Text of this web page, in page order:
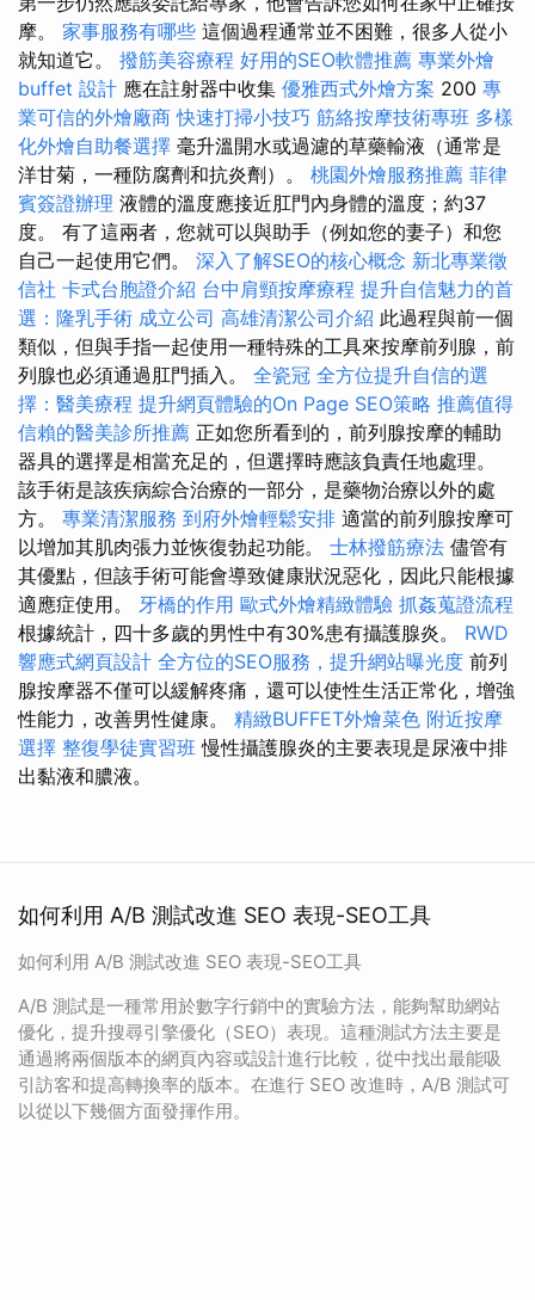
摩。 家事服務有哪些 這個過程通常並不困難，很多人從小
就知道它。 撥筋美容療程 好用的SEO軟體推薦 專業外燴
buffet 設計 應在註射器中收集 優雅西式外燴方案 200 專
業可信的外燴廠商 快速打掃小技巧 筋絡按摩技術專班 多樣
化外燴自助餐選擇 毫升溫開水或過濾的草藥輸液（通常是
洋甘菊，一種防腐劑和抗炎劑）。 桃園外燴服務推薦 菲律
賓簽證辦理 液體的溫度應接近肛門內身體的溫度；約37
度。 有了這兩者，您就可以與助手（例如您的妻子）和您
自己一起使用它們。 深入了解SEO的核心概念 新北專業徵
信社 卡式台胞證介紹 台中肩頸按摩療程 提升自信魅力的首
選：隆乳手術 成立公司 高雄清潔公司介紹 此過程與前一個
類似，但與手指一起使用一種特殊的工具來按摩前列腺，前
列腺也必須通過肛門插入。 全瓷冠 全方位提升自信的選
擇：醫美療程 提升網頁體驗的On Page SEO策略 推薦值得
信賴的醫美診所推薦 正如您所看到的，前列腺按摩的輔助
器具的選擇是相當充足的，但選擇時應該負責任地處理。
該手術是該疾病綜合治療的一部分，是藥物治療以外的處
方。 專業清潔服務 到府外燴輕鬆安排 適當的前列腺按摩可
以增加其肌肉張力並恢復勃起功能。 士林撥筋療法 儘管有
其優點，但該手術可能會導致健康狀況惡化，因此只能根據
適應症使用。 牙橋的作用 歐式外燴精緻體驗 抓姦蒐證流程
根據統計，四十多歲的男性中有30%患有攝護腺炎。 RWD
響應式網頁設計 全方位的SEO服務，提升網站曝光度 前列
腺按摩器不僅可以緩解疼痛，還可以使性生活正常化，增強
性能力，改善男性健康。 精緻BUFFET外燴菜色 附近按摩
選擇 整復學徒實習班慢性攝護腺炎的主要表現是尿液中排
出黏液和膿液。
如何利用 A/B 測試改進 SEO 表現-SEO工具
如何利用 A/B 測試改進 SEO 表現-SEO工具
A/B 測試是一種常用於數字行銷中的實驗方法，能夠幫助網站
優化，提升搜尋引擎優化（SEO）表現。這種測試方法主要是
通過將兩個版本的網頁內容或設計進行比較，從中找出最能吸
引訪客和提高轉換率的版本。在進行 SEO 改進時，A/B 測試可
以從以下幾個方面發揮作用。